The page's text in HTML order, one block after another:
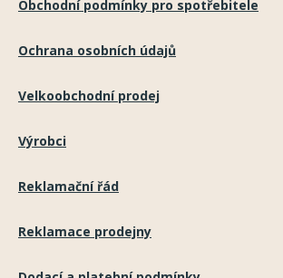
Obchodní podmínky pro spotřebitele
Ochrana osobních údajů
Velkoobchodní prodej
Výrobci
Reklamační řád
Reklamace prodejny